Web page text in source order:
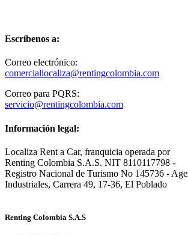
Escríbenos a:
Correo electrónico:
comerciallocaliza@rentingcolombia.com
Correo para PQRS:
servicio@rentingcolombia.com
Información legal:
Localiza Rent a Car, franquicia operada por
Renting Colombia S.A.S. NIT 8110117798 -
Registro Nacional de Turismo No 145736 -
Industriales, Carrera 49, 17-36, El Poblado
Renting Colombia S.A.S